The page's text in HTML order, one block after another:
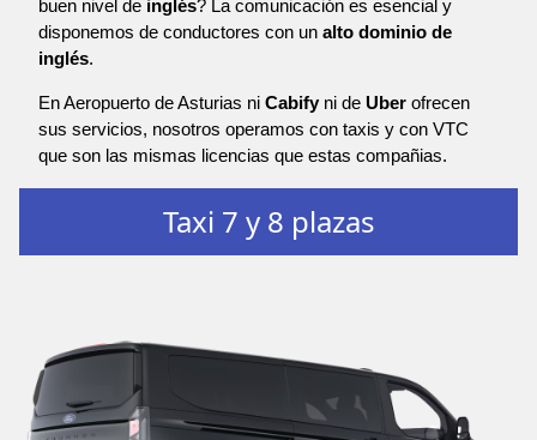
buen nivel de inglés? La comunicación es esencial y
disponemos de conductores con un alto dominio de
inglés.
En Aeropuerto de Asturias ni Cabify ni de Uber ofrecen
sus servicios, nosotros operamos con taxis y con VTC
que son las mismas licencias que estas compañias.
Taxi 7 y 8 plazas